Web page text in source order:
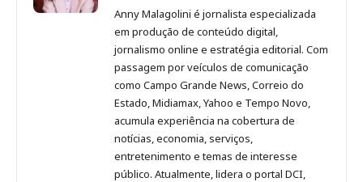
Malagolini
no
Pinterest
Malagolini
no
LinkedIn
Malagolini
no
Instagram
Malagolini
no
Facebook
de
Anny
Malagolini
Anny Malagolini é jornalista especializada
em produção de conteúdo digital,
jornalismo online e estratégia editorial. Com
passagem por veículos de comunicação
como Campo Grande News, Correio do
Estado, Midiamax, Yahoo e Tempo Novo,
acumula experiência na cobertura de
notícias, economia, serviços,
entretenimento e temas de interesse
público. Atualmente, lidera o portal DCI,